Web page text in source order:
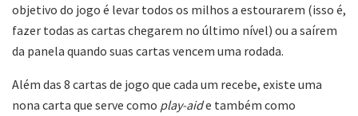
objetivo do jogo é levar todos os milhos a estourarem (isso é,
fazer todas as cartas chegarem no último nível) ou a saírem
da panela quando suas cartas vencem uma rodada.
Além das 8 cartas de jogo que cada um recebe, existe uma
nona carta que serve como play-aide também como